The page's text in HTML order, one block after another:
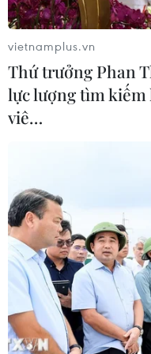
và phế liệu vonfram
05/08/2026 06:53
Brazil hạ cấp quan
căng thẳng ngoại giao
CƠ QUAN CHỦ QUẢN: THÔNG
vietnamplus.vn
Thứ trưởng Phan
lực lượng tìm kiếm
viê…